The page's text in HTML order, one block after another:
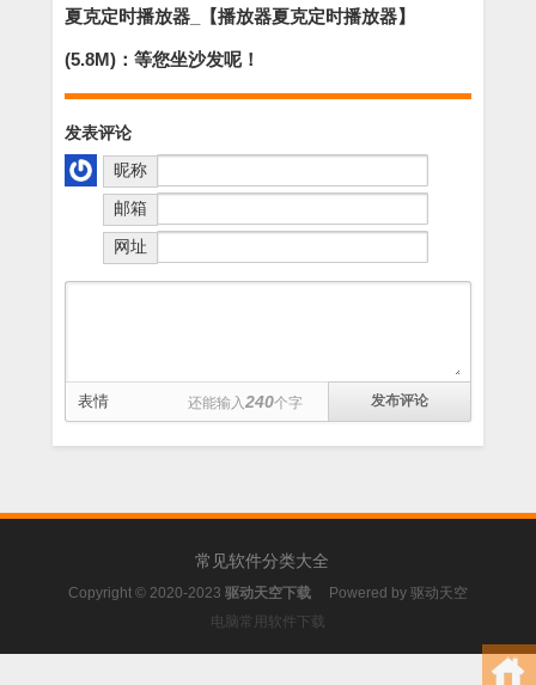
夏克定时播放器_【播放器夏克定时播放器】
(5.8M)：等您坐沙发呢！
发表评论
昵称
邮箱
网址
表情 还能输入 240个字
常见软件分类大全
Copyright © 2020-2023 驱动天空下载 Powered by 驱动天空
电脑常用软件下载